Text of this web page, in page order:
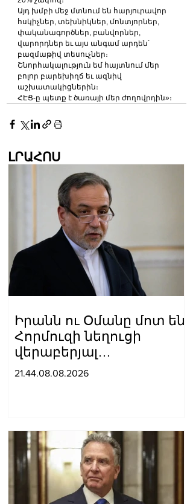
Այդ խմբի մեջ մտնում են հարյուրավոր
հսկիչներ, տեխնիկներ, մոնտյորներ,
փականագործներ, բանվորներ,
վարորդներ եւ այս անգամ արդեն՝
բազմաթիվ տեսուչներ։
Շնորհակալություն եմ հայտնում մեր
բոլոր բարեխիղճ եւ ազնիվ
աշխատակիցներին։
ՀԷՑ-ը պետք է ծառայի մեր ժողովրդին»։
ԼՐԱՀՈՍ
Իրանն ու Օմանը մոտ են
Հորմուզի նեղուցի
վերաբերյալ
համաձայնության
21.44.08.08.2026